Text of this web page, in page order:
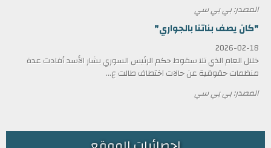
المصدر: بي بي سي
"كان يصف بناتنا بالجواري"
2026-02-18
خلال العام الذي تلا سقوط حكم الرئيس السوري بشار الأسد أفادت عدة
منظمات حقوقية عن حالات اختطاف طالت ع...
المصدر: بي بي سي